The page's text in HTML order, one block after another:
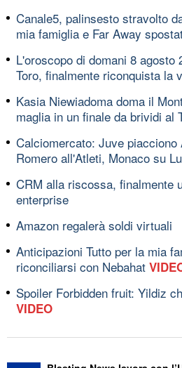
Canale5, palinsesto stravolto
mia famiglia e Far Away
L'oroscopo di domani 8 agosto
Toro, finalmente riconquista la
Kasia Niewiadoma doma il
maglia in un finale da brividi al
Calciomercato: Juve piacciono
Romero all'Atleti, Monaco su
CRM alla riscossa, finalmente
enterprise
Amazon regalerà soldi virtuali
Anticipazioni Tutto per la mia
riconciliarsi con Nebahat
Spoiler Forbidden fruit: Yildiz
VIDEO